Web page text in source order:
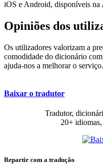
iOS e Android, disponíveis na
Opiniões dos
Os utilizadores valorizam a
comodidade do dicionário
ajuda-nos a melhorar o serviço.
Baixar o tradutor
Tradutor,
20+
Repartir com a tradução